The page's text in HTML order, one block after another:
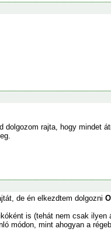
dolgozom rajta, hogy mindet
de én elkezdtem dolgozni
is (tehát nem csak
módon, mint ahogyan a